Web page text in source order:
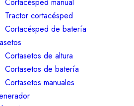
Tractor cortacésped
Cortacésped de batería
Cortasetos de altura
Cortasetos de batería
Cortasetos manuales